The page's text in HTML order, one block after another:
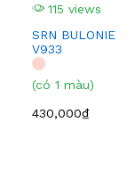
115 views
SRN BULONIE
V933
(có 1 màu)
430,000₫